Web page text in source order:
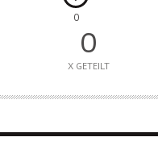
0
0
X GETEILT